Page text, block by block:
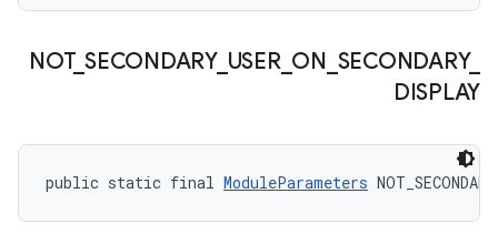
NOT_ SECONDARY_ USER_ ON SECONDARY_
DISPLAY
public static final ModuleParameters